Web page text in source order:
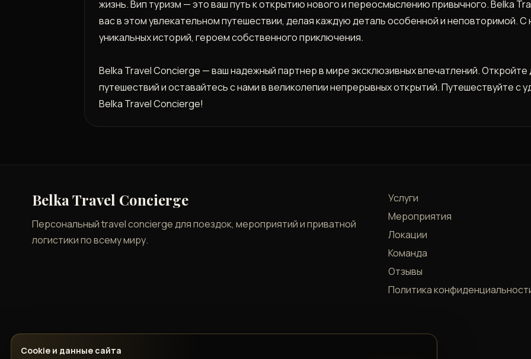
жизнь. Вип туризм — это ваш путь к открытию нового и переосмыслению привычного. Belka
вас в этом увлекательном путешествии, делая каждую деталь особенной и неповторимой. С
уникальных историй, героем собственного приключения.
Belka Travel Concierge — ваш надежный партнер в мире эксклюзивных впечатлений. Откройте
путешествий и оставайтесь с нами в великолепии непрерывных открытий. Путешествуйте с
Belka Travel Concierge!
Belka Travel Concierge
Персональный travel concierge для поездок, мероприятий и приватной
логистики по всему миру.
Услуги
Мероприятия
Локации
Команда
Отзывы
Политика
Cookie и данные сайта